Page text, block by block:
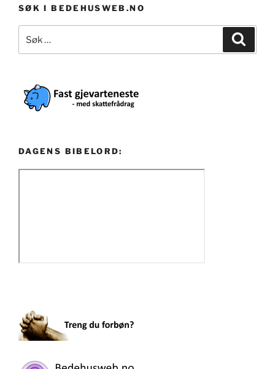
SØK I BEDEHUSWEB.NO
etter:
DAGENS BIBELORD: